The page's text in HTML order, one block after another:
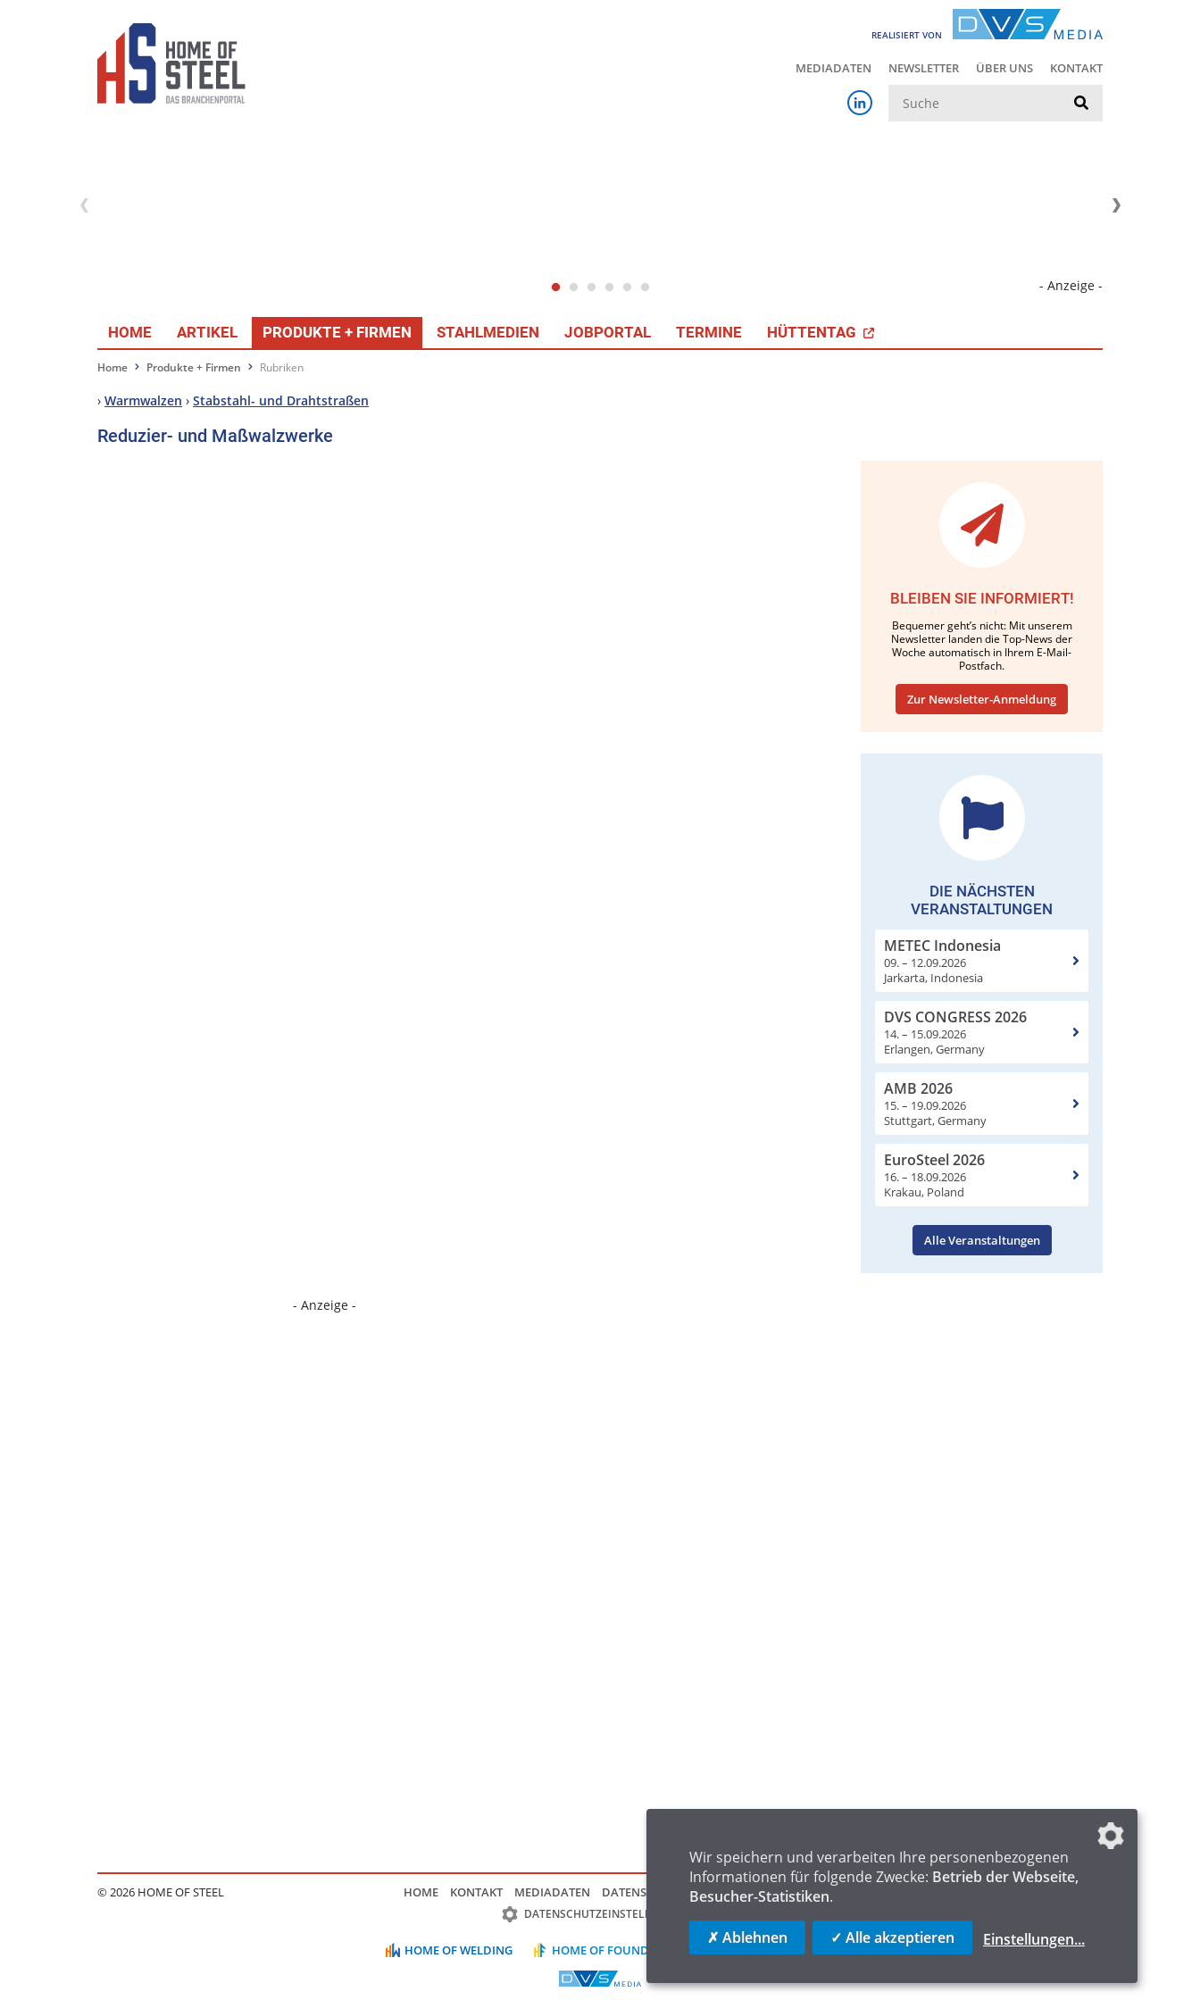
REALISIERT VON
MEDIADATEN NEWSLETTER ÜBER UNS KONTAKT
- Anzeige -
HOME ARTIKEL PRODUKTE + FIRMEN STAHLMEDIEN JOBPORTAL TERMINE HÜTTENTAG
Home Produkte + Firmen Rubriken
› Warmwalzen › Stabstahl- und Drahtstraßen
Reduzier- und Maßwalzwerke
BLEIBEN SIE INFORMIERT!
Bequemer geht’s nicht: Mit unserem
Newsletter landen die Top-News der
Woche automatisch in Ihrem E-Mail-
Postfach.
Zur Newsletter-Anmeldung
DIE NÄCHSTEN
VERANSTALTUNGEN
METEC Indonesia
09. – 12.09.2026
Jarkarta, Indonesia
DVS CONGRESS 2026
14. – 15.09.2026
Erlangen, Germany
AMB 2026
15. – 19.09.2026
Stuttgart, Germany
EuroSteel 2026
16. – 18.09.2026
Krakau, Poland
Alle Veranstaltungen
- Anzeige -
© 2026 HOME OF STEEL HOME KONTAKT MEDIADATEN DATENSCHUTZ IMPRESSUM FAQ
DATENSCHUTZEINSTELLUNGEN
HOME OF WELDING HOME OF FOUNDRY HOME OF LOGISTICS
Wir speichern und verarbeiten Ihre personenbezogenen
Informationen für folgende Zwecke: Betrieb der Webseite,
Besucher-Statistiken.
✗ Ablehnen ✓ Alle akzeptieren Einstellungen...